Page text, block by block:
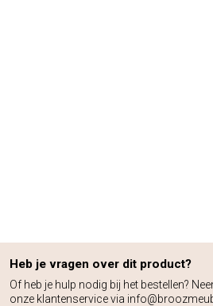
Heb je vragen over dit product?
Of heb je hulp nodig bij het bestellen?
onze klantenservice via